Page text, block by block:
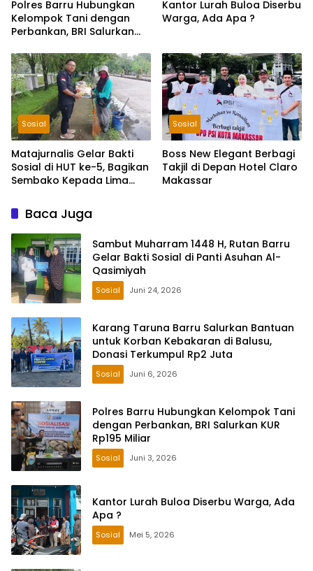
Polres Barru Hubungkan
Kelompok Tani dengan
Perbankan, BRI Salurkan
Kantor Lurah Buloa Diserbu
Warga, Ada Apa ?
Sosial
Matajurnalis Gelar Bakti
Sosial di HUT ke-5, Bagikan
Sembako Kepada Lima
Sosial
Boss New Elegant Berbagi
Takjil di Depan Hotel Claro
Makassar
Baca Juga
Sambut Muharram 1448 H, Rutan Barru
Gelar Bakti Sosial di Panti Asuhan Al-
Qasimiyah
Sosial Juni 24, 2026
Karang Taruna Barru Salurkan Bantuan
untuk Korban Kebakaran di Balusu,
Donasi Terkumpul Rp2 Juta
Sosial Juni 6, 2026
Polres Barru Hubungkan Kelompok Tani
dengan Perbankan, BRI Salurkan KUR
Rp195 Miliar
Sosial Juni 3, 2026
Kantor Lurah Buloa Diserbu Warga, Ada
Apa ?
Sosial Mei 5, 2026